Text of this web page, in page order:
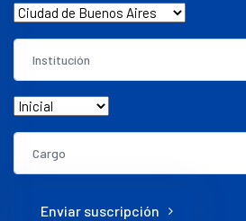
Enviar suscripción